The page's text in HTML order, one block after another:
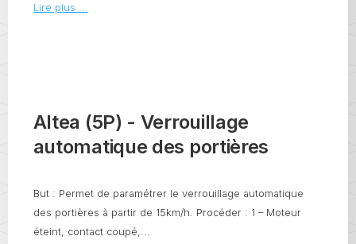
Lire plus ...
Altea (5P) - Verrouillage
automatique des portières
But : Permet de paramétrer le verrouillage automatique
des portières à partir de 15km/h. Procéder : 1 – Moteur
éteint, contact coupé,...